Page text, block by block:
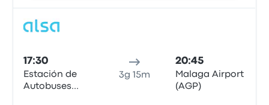
17:30
Estación de
Autobuses
3g 15m
20:45
Malaga Airport
(AGP)